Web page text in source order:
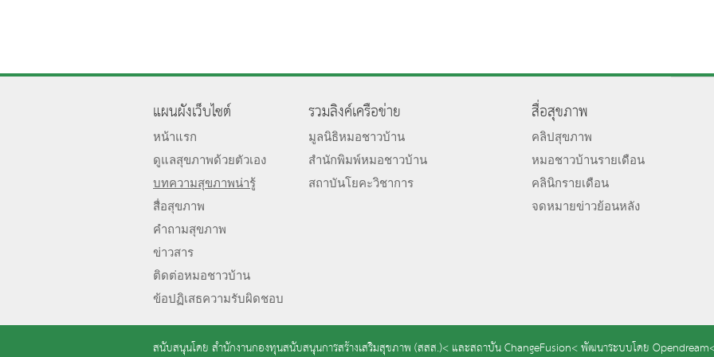
แผนผังเว็บไซต์
หน้าแรก
ดูแลสุขภาพด้วยตัวเอง
บทความสุขภาพน่ารู้
สื่อสุขภาพ
คำถามสุขภาพ
ข่าวสาร
ติดต่อหมอชาวบ้าน
ข้อปฏิเสธความรับผิดชอบ
รวมลิงค์เครือข่าย
มูลนิธิหมอชาวบ้าน
สำนักพิมพ์หมอชาวบ้าน
สถาบันโยคะวิชาการ
สื่อสุขภาพ
คลิปสุขภาพ
หมอชาวบ้านรายเดือน
คลินิกรายเดือน
จดหมายข่าวย้อนหลัง
สนับสนุนโดย สำนักงานกองทุนสนับสนุนการสร้างเสริมสุขภาพ (สสส.)< และสถาบัน ChangeFusion<พัฒนาระบบโดย